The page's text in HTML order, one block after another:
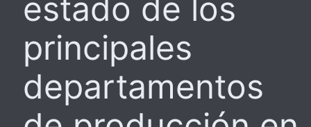
estado de los
principales
departamentos